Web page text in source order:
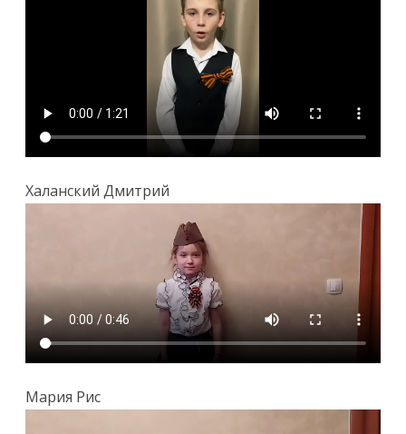
Халанский Дмитрий
Мария Рис